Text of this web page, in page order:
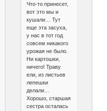
Что-то принесет,
вот это мы и
кушали… Тут
еще эта засуха,
у нас в тот год
совсем никакого
урожая не было.
Ни картошки,
ничего! Траву
ели, из листьев
лепешки
делали…
Хорошо, старшая
сестра осталась